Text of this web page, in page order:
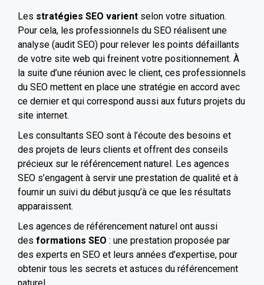
Les stratégies SEO varient selon votre situation.
Pour cela, les professionnels du SEO réalisent une
analyse (audit SEO) pour relever les points défaillants
de votre site web qui freinent votre positionnement. À
la suite d’une réunion avec le client, ces professionnels
du SEO mettent en place une stratégie en accord avec
ce dernier et qui correspond aussi aux futurs projets du
site internet.
Les consultants SEO sont à l’écoute des besoins et
des projets de leurs clients et offrent des conseils
précieux sur le référencement naturel. Les agences
SEO s’engagent à servir une prestation de qualité et à
fournir un suivi du début jusqu’à ce que les résultats
apparaissent.
Les agences de référencement naturel ont aussi
des formations SEO : une prestation proposée par
des experts en SEO et leurs années d’expertise, pour
obtenir tous les secrets et astuces du référencement